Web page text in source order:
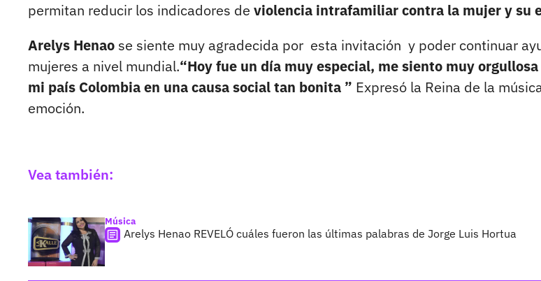
permitan reducir los indicadores de violencia intrafamiliar contra la mujer y su
Arelys Henao se siente muy agradecida por esta invitación y poder continuar
mujeres a nivel mundial.“Hoy fue un día muy especial, me siento muy
mi país Colombia en una causa social tan bonita ” Expresó la Reina de la
emoción.
Vea también:
Música
Arelys Henao REVELÓ cuáles fueron las últimas palabras de Jorge Luis Hortua